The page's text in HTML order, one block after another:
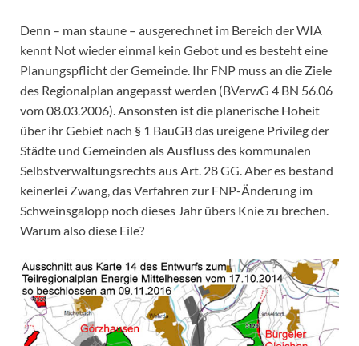
Denn – man staune – ausgerechnet im Bereich der WIA
kennt Not wieder einmal kein Gebot und es besteht eine
Planungspflicht der Gemeinde. Ihr FNP muss an die Ziele
des Regionalplan angepasst werden (BVerwG 4 BN 56.06
vom 08.03.2006). Ansonsten ist die planerische Hoheit
über ihr Gebiet nach § 1 BauGB das ureigene Privileg der
Städte und Gemeinden als Ausfluss des kommunalen
Selbstverwaltungsrechts aus Art. 28 GG. Aber es bestand
keinerlei Zwang, das Verfahren zur FNP-Änderung im
Schweinsgalopp noch dieses Jahr übers Knie zu brechen.
Warum also diese Eile?